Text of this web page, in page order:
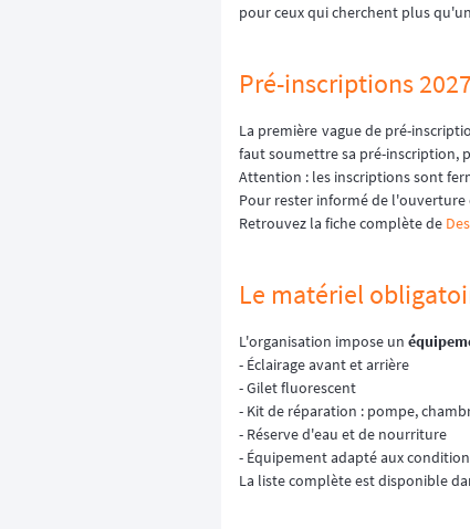
pour ceux qui cherchent plus
Pré-inscriptions
La première vague de pré-
faut soumettre sa pré-inscription,
Attention : les inscriptions sont
Pour rester informé de l'ouverture
Retrouvez la fiche complète de
Le matériel
L'organisation impose un
- Éclairage avant et arrière
- Gilet fluorescent
- Kit de réparation : pompe,
- Réserve d'eau et de nourriture
- Équipement adapté aux
La liste complète est disponible